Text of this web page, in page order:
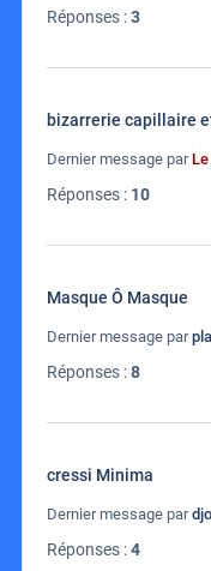
Réponses :3
bizarrerie capillaire
Dernier message par
Réponses : 10
Masque Ô Masque
Dernier message par
Réponses :8
cressi Minima
Dernier message par
Réponses :4